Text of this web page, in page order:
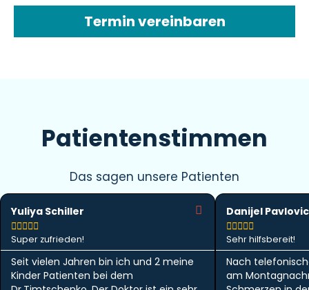
Termin vereinbaren
Patientenstimmen
Das sagen unsere Patienten
Yuliya Schiller

Super zufrieden!
Seit vielen Jahren bin ich und 2 meine
Kinder Patienten bei dem
Danijel Pavlovic

Sehr hilfsbereit!
Nach
am